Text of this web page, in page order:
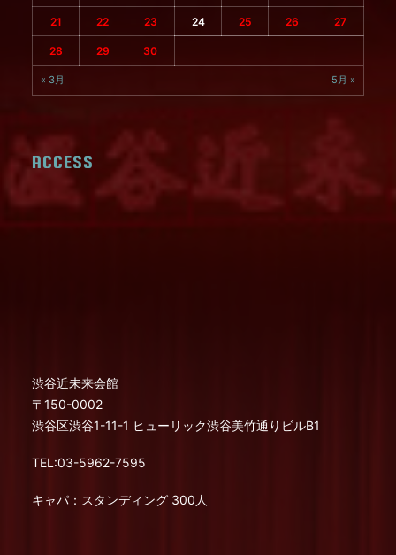
21 22 23 24 25 26 27
28 29 30
« 3月 5月 »
ACCESS
渋谷近未来会館
〒150-0002
渋谷区渋谷1-11-1 ヒューリック渋谷美竹通りビルB1
TEL:03-5962-7595
キャパ：スタンディング 300人